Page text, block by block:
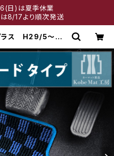
日)は夏季休業
8/17より順次発送
ラス H29/5〜 L
ードタイプ | 神戸